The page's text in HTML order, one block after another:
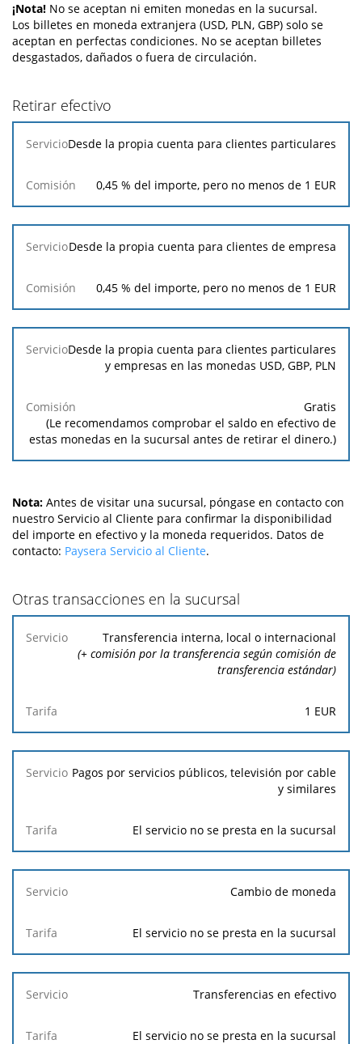
¡Nota! No se aceptan ni emiten monedas en la sucursal.
Los billetes en moneda extranjera (USD, PLN, GBP) solo se
aceptan en perfectas condiciones. No se aceptan billetes
desgastados, dañados o fuera de circulación.
Retirar efectivo
Servicio Comisión
Desde la propia cuenta para clientes particulares
0,45 % del importe, pero no menos de 1 EUR
Desde la propia cuenta para clientes de empresa
0,45 % del importe, pero no menos de 1 EUR
Desde la propia cuenta para clientes particulares
y empresas en las monedas USD, GBP, PLN
Gratis
(Le recomendamos comprobar el saldo en efectivo de
estas monedas en la sucursal antes de retirar el dinero.)
Nota: Antes de visitar una sucursal, póngase en contacto con
nuestro Servicio al Cliente para confirmar la disponibilidad
del importe en efectivo y la moneda requeridos. Datos de
contacto: Paysera Servicio al Cliente.
Otras transacciones en la sucursal
Servicio Tarifa
Transferencia interna, local o internacional
(+ comisión por la transferencia según comisión de
transferencia estándar)
1 EUR
Pagos por servicios públicos, televisión por cable
y similares
El servicio no se presta en la sucursal
Cambio de moneda
El servicio no se presta en la sucursal
Transferencias en efectivo
El servicio no se presta en la sucursal